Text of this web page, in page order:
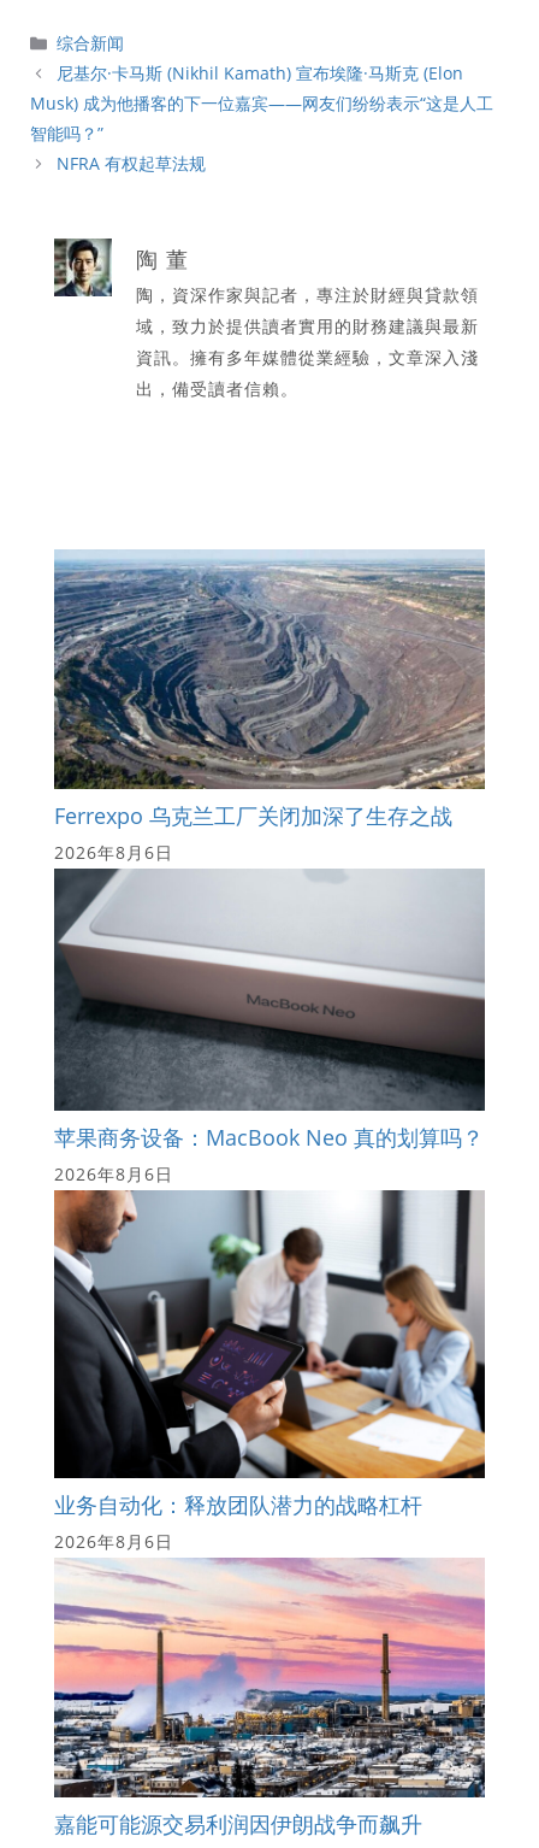
分
類
综合新闻
尼基尔·卡马斯 (Nikhil Kamath) 宣布埃隆·马斯克 (Elon
Musk) 成为他播客的下一位嘉宾——网友们纷纷表示“这是人工
智能吗？”
NFRA 有权起草法规
陶 董
陶，資深作家與記者，專注於財經與貸款領
域，致力於提供讀者實用的財務建議與最新
資訊。擁有多年媒體從業經驗，文章深入淺
出，備受讀者信賴。
Ferrexpo 乌克兰工厂关闭加深了生存之战
2026年8月6日
苹果商务设备：MacBook Neo 真的划算吗？
2026年8月6日
业务自动化：释放团队潜力的战略杠杆
2026年8月6日
嘉能可能源交易利润因伊朗战争而飙升